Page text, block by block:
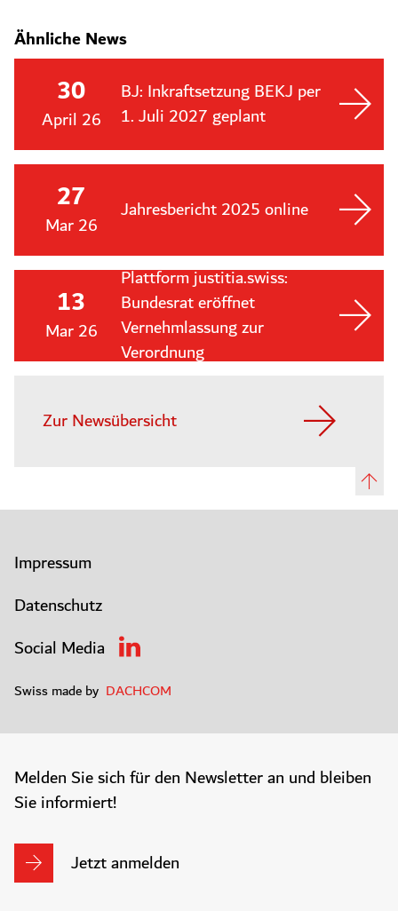
Ähnliche News
30
April 26
BJ: Inkraftsetzung BEKJ per
1. Juli 2027 geplant
27
Mar 26
Jahresbericht 2025 online
13
Mar 26
Plattform justitia.swiss:
Bundesrat eröffnet
Vernehmlassung zur
Verordnung
Zur Newsübersicht
Impressum
Datenschutz
Social Media
Swiss made by DACHCOM
Melden Sie sich für den Newsletter an und bleiben
Sie informiert!
Jetzt anmelden